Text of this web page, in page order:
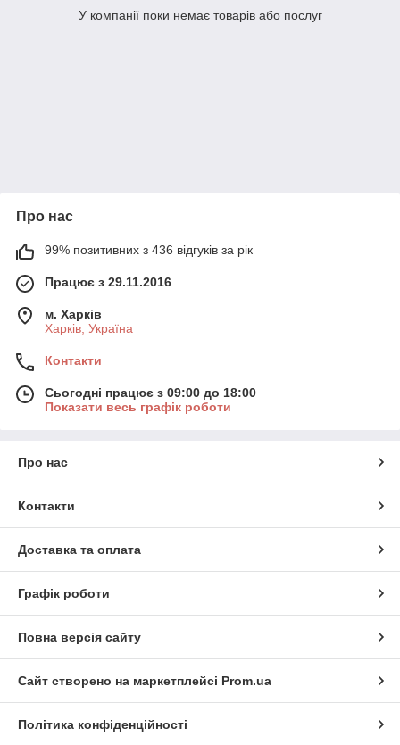
У компанії поки немає товарів або послуг
Про нас
99% позитивних з 436 відгуків за рік
Працює з 29.11.2016
м. Харків
Харків, Україна
Контакти
Сьогодні працює з 09:00 до 18:00
Показати весь графік роботи
Про нас
Контакти
Доставка та оплата
Графік роботи
Повна версія сайту
Сайт створено на маркетплейсі Prom.ua
Політика конфіденційності